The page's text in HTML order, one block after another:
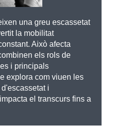
una greu escassetat
la mobilitat
Això afecta
els rols de
i principals
explora com viuen les
i
el transcurs fins a